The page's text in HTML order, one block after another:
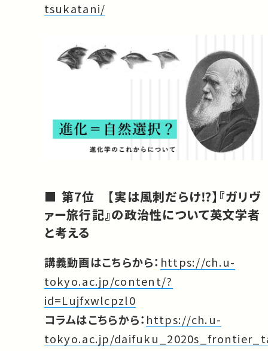
tsukatani/
第7位 【実は風刺だらけ⁉︎】『ガリヴ
ァー旅行記』の政治性について英文学者
と考える
講義動画はこちらから： https://ch.u-
tokyo.ac.jp/content/?
id=Lujfxwlcpzl0
コラムはこちらから： https://ch.u-
tokyo.ac.jp/